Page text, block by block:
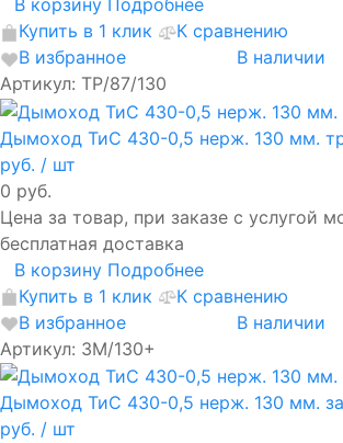
В корзину Подробнее
Купить в 1 клик
К сравнению
В избранное
В наличии
Артикул: ТР/87/130
Дымоход ТиС 430-0,5 нерж. 130 мм.
руб. / шт
0 руб.
Цена за товар, при заказе с услугой
бесплатная доставка
В корзину Подробнее
Купить в 1 клик
К сравнению
В избранное
В наличии
Артикул: ЗМ/130+
Дымоход ТиС 430-0,5 нерж. 130 мм.
руб. / шт